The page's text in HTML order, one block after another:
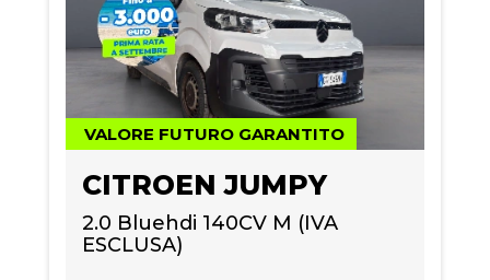
VALORE FUTURO GARANTITO
CITROEN JUMPY
2.0 Bluehdi 140CV M (IVA
ESCLUSA)